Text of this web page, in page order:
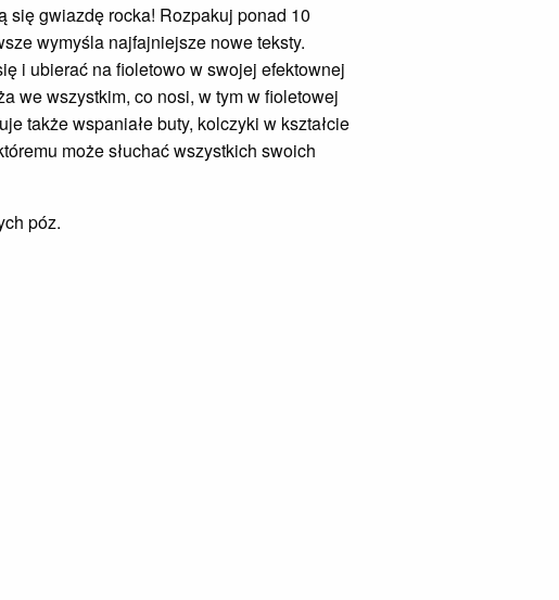
się gwiazdę rocka! Rozpakuj ponad 10
wymyśla najfajniejsze nowe teksty.
i ubierać na fioletowo w swojej efektownej
we wszystkim, co nosi, w tym w fioletowej
także wspaniałe buty, kolczyki w kształcie
może słuchać wszystkich swoich
póz.